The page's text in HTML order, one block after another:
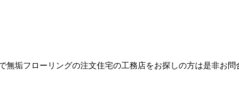
垢フローリングの注文住宅の工務店をお探しの方は是非お問